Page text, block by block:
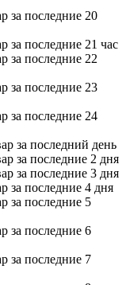
за последние 20
за последние 21 час
за последние 22
за последние 23
за последние 24
за последний день
за последние 2 дня
за последние 3 дня
за последние 4 дня
за последние 5
за последние 6
за последние 7